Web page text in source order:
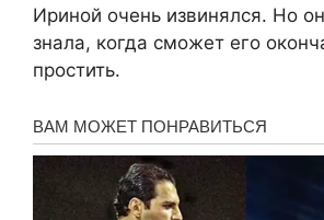
Ириной очень извинялся. Но
знала, когда сможет его
простить.